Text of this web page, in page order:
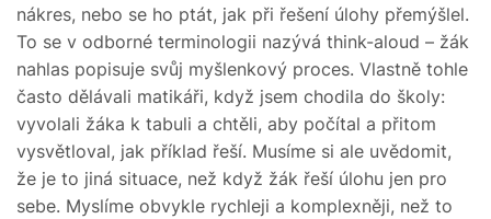
nákres, nebo se ho ptát, jak při řešení úlohy přemýšlel.
To se v odborné terminologii nazývá think-aloud – žák
nahlas popisuje svůj myšlenkový proces. Vlastně tohle
často dělávali matikáři, když jsem chodila do školy:
vyvolali žáka k tabuli a chtěli, aby počítal a přitom
vysvětloval, jak příklad řeší. Musíme si ale uvědomit,
že je to jiná situace, než když žák řeší úlohu jen pro
sebe. Myslíme obvykle rychleji a komplexněji, než to